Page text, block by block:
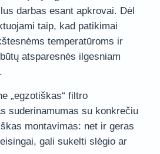
darbas esant apkrovai. Dėl
taip, kad patikimai
temperatūroms ir
atsparesnės ilgesniam
„egzotiškas“ filtro
suderinamumas su konkrečiu
montavimas: net ir geras
gali sukelti slėgio ar